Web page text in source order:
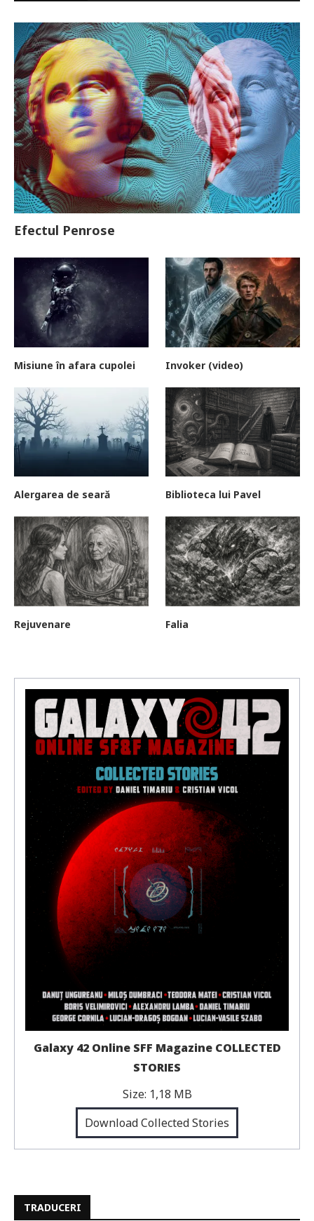
Efectul Penrose
Misiune în afara cupolei Invoker (video)
Alergarea de seară Biblioteca lui Pavel
Rejuvenare Falia
Galaxy 42 Online SFF Magazine COLLECTED
STORIES
Size: 1,18 MB
Download Collected Stories
TRADUCERI